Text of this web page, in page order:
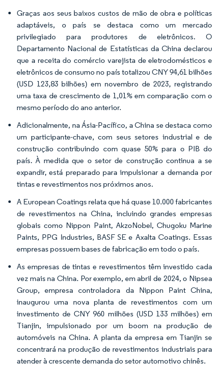
Graças aos seus baixos custos de mão de obra e políticas
adaptáveis, o país se destaca como um mercado
privilegiado para produtores de eletrônicos. O
Departamento Nacional de Estatísticas da China declarou
que a receita do comércio varejista de eletrodomésticos e
eletrônicos de consumo no país totalizou CNY 94,61 bilhões
(USD 123,83 bilhões) em novembro de 2023, registrando
uma taxa de crescimento de 1,01% em comparação com o
mesmo período do ano anterior.
Adicionalmente, na Ásia-Pacífico, a China se destaca como
um participante-chave, com seus setores industrial e de
construção contribuindo com quase 50% para o PIB do
país. À medida que o setor de construção continua a se
expandir, está preparado para impulsionar a demanda por
tintas e revestimentos nos próximos anos.
A European Coatings relata que há quase 10.000 fabricantes
de revestimentos na China, incluindo grandes empresas
globais como Nippon Paint, AkzoNobel, Chugoku Marine
Paints, PPG Industries, BASF SE e Axalta Coatings. Essas
empresas possuem bases de fabricação em todo o país.
As empresas de tintas e revestimentos têm investido cada
vez mais na China. Por exemplo, em abril de 2024, o Nipsea
Group, empresa controladora da Nippon Paint China,
inaugurou uma nova planta de revestimentos com um
investimento de CNY 960 milhões (USD 133 milhões) em
Tianjin, impulsionado por um boom na produção de
automóveis na China. A planta da empresa em Tianjin se
concentrará na produção de revestimentos industriais para
atender à crescente demanda do setor automotivo chinês.